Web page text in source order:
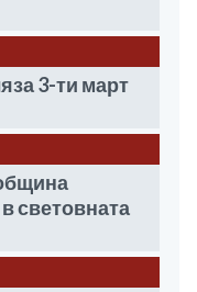
3-ти март
световната